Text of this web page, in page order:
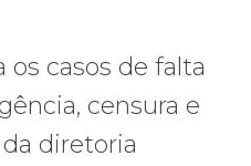
os casos de falta
censura e
diretoria